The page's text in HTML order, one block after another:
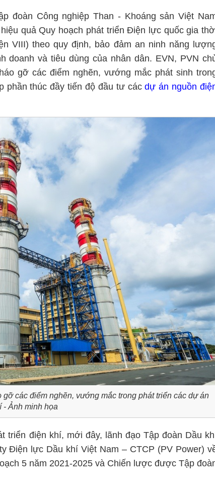
đoàn Công nghiệp Than - Khoáng sản Việt
quả Quy hoạch phát triển Điện lực quốc gia
VIII) theo quy định, bảo đảm an ninh năng
doanh và tiêu dùng của nhân dân. EVN, PVN
gỡ các điểm nghẽn, vướng mắc phát sinh
phần thúc đầy tiến độ đầu tư cácdự án nguồn
các điểm nghẽn, vướng mắc trong phát triển các dự án
- Ảnh minh họa
triển điện khí, mới đây, lãnh đạo Tập đoàn Dầu
Điện lực Dầu khí Việt Nam – CTCP (PV Power)
5 năm 2021-2025 và Chiến lược được Tập